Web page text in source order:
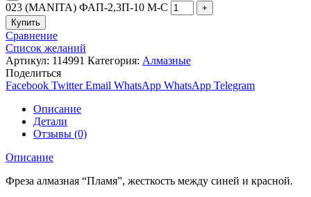
023 (MANITA) ФАП-2,3П-10 М-С
Купить
Сравнение
Список желаний
Артикул: 114991 Категория: Алмазные
Поделиться
Facebook Twitter Email WhatsApp WhatsApp Telegram
Описание
Детали
Отзывы (0)
Описание
Фреза алмазная “Пламя”, жесткость между синей и красной.